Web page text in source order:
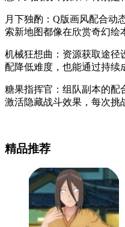
月下独酌：Q版画风配合动
索新地图都像在欣赏奇幻绘
机械狂想曲：资源获取途径
配降低难度，也能通过持续
糖果指挥官：组队副本的配
激活隐藏战斗效果，每次挑
精品推荐